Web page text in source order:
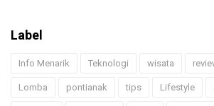
Label
Info Menarik Teknologi wisata
Lomba pontianak tips Lifestyle